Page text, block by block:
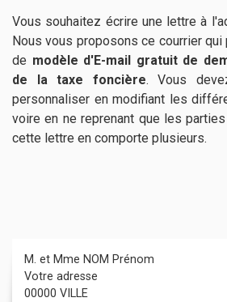
Vous souhaitez écrire une lettre à
Nous vous proposons ce courrier
de modèle d'E-mail gratuit de
de la taxe foncière. Vous
personnaliser en modifiant les
voire en ne reprenant que les
cette lettre en comporte plusieurs.
M. et Mme NOM Prénom
Votre adresse
00000 VILLE